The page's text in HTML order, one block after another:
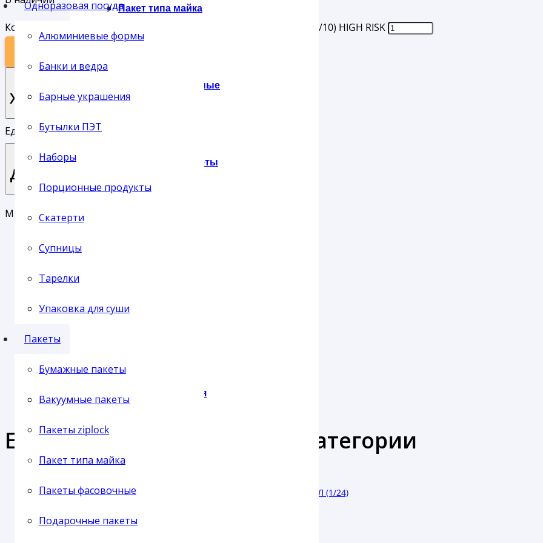
Пакет типа майка
Пакеты фасовочные
Подарочные пакеты
Пленка упаковочная
Пленка паллетная
Одноразовая посуда
Алюминиевые формы
Банки и ведра
Барные украшения
Бутылки ПЭТ
Наборы
Порционные продукты
Скатерти
Супницы
Тарелки
Упаковка для суши
Пакеты
Бумажные пакеты
Вакуумные пакеты
Пакеты ziplock
Пакет типа майка
Пакеты фасовочные
Подарочные пакеты
Количество товара Перчатки ЛАТЕКСНЫЕ размер L по 50 штук (1/10) HIGH RISK
Характеристики
Единица хранения:упак
Доставка
Мы предлагаем своим клиентам три основных типа доставки:
Доставка службой СервисПак
Отправка транспортной компанией
Еще продукция из этой же категории
СРЕДСТВО ДЛЯ РОЗЖИГА «ЧИСТАЯ ЭНЕРГИЯ»/»СЕЗОН В РАЗГАРЕ» 0,5 Л (1/24)